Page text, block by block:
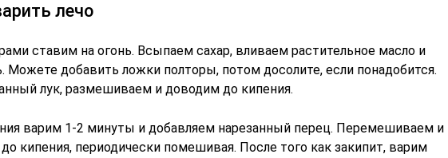
лечо
ставим на огонь. Всыпаем сахар, вливаем растительное масло и
Можете добавить ложки полторы, потом досолите, если понадобится.
лук, размешиваем и доводим до кипения.
варим 1-2 минуты и добавляем нарезанный перец. Перемешиваем и
кипения, периодически помешивая. После того как закипит, варим